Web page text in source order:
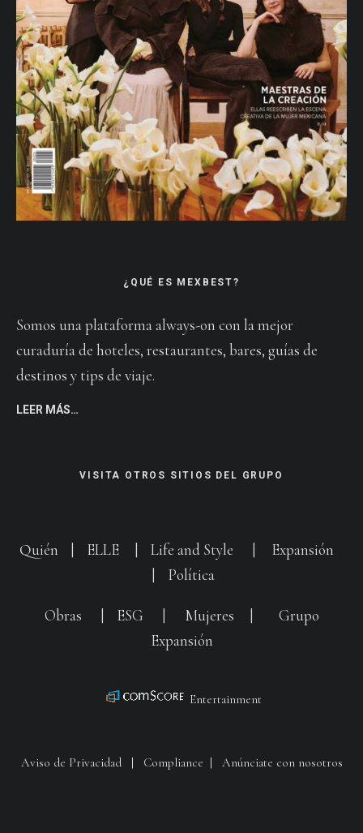
¿QUÉ ES MEXBEST?
Somos una plataforma always-on con la mejor
curaduría de hoteles, restaurantes, bares, guías de
destinos y tips de viaje.
LEER MÁS…
VISITA OTROS SITIOS DEL GRUPO
Quién ELLE Life and Style
Expansión
Política
Obras ESG Mujeres
Grupo
Expansión
Entertainment
Aviso de Privacidad| Compliance | Anúnciate con nosotros